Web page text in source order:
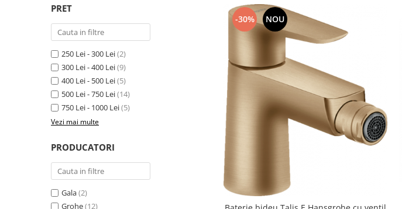
Accesorii lavoare
Rigole dus, sifoane
Cazi de baie
Cazi drepte
Cazi de colt
Cazi asimetrice
Paravane pentru cada
Piese si accesorii pentru cazi
Sifoane -sisteme de umplere cazi
Rezervoare WC
Ideal Standard
Sanindusa1
Villeroy&Boch
PRET
250 Lei - 300 Lei(2)
300 Lei - 400 Lei(9)
400 Lei - 500 Lei(5)
500 Lei - 750 Lei(14)
750 Lei - 1000 Lei(5)
Vezi mai multe
PRODUCATORI
Gala(2)
Grohe(12)
-30% NOU